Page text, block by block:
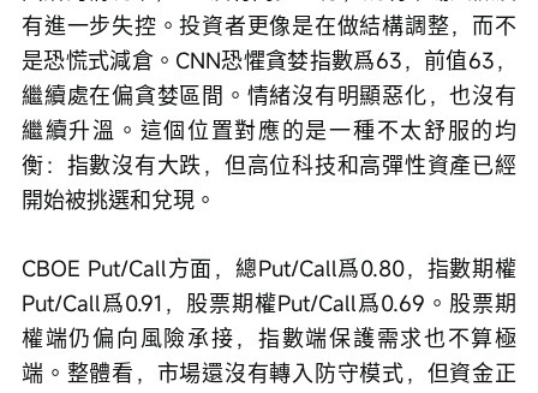
有進一步失控。投資者更像是在做結構調整，而不
是恐慌式減倉。CNN恐懼貪婪指數爲63，前值63，
繼續處在偏貪婪區間。情緒沒有明顯惡化，也沒有
繼續升溫。這個位置對應的是一種不太舒服的均
衡：指數沒有大跌，但高位科技和高彈性資產已經
開始被挑選和兌現。
CBOE Put/Call方面，總Put/Call爲0.80，指數期權
Put/Call爲0.91，股票期權Put/Call爲0.69。股票期
權端仍偏向風險承接，指數端保護需求也不算極
端。整體看，市場還沒有轉入防守模式，但資金正